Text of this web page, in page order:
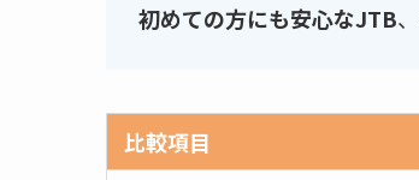
初めての方にも安心なJTB、
比較項目